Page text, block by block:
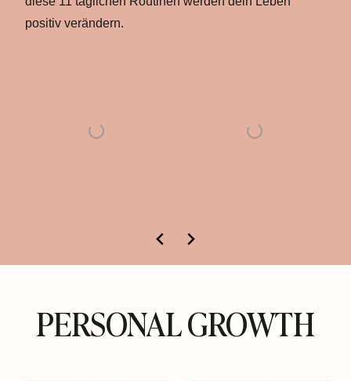
positiv verändern.
PERSONAL GROWTH